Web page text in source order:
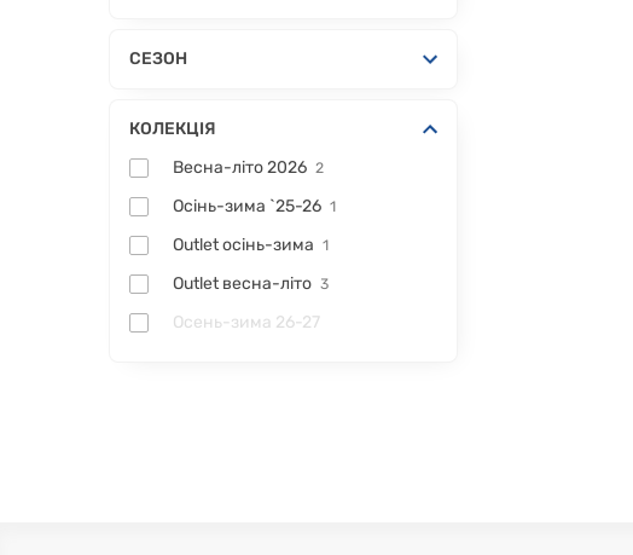
СЕЗОН
КОЛЕКЦІЯ
Весна-літо 2026 2
Осінь-зима `25-26 1
Outlet осінь-зима 1
Outlet весна-літо 3
Осень-зима 26-27